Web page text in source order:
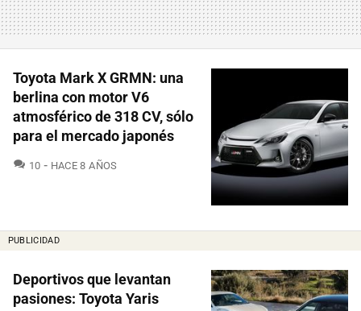
Toyota Mark X GRMN: una
berlina con motor V6
atmosférico de 318 CV, sólo
para el mercado japonés
10 COMENTARIOS
HACE 8 AÑOS
PUBLICIDAD
Deportivos que levantan
pasiones: Toyota Yaris